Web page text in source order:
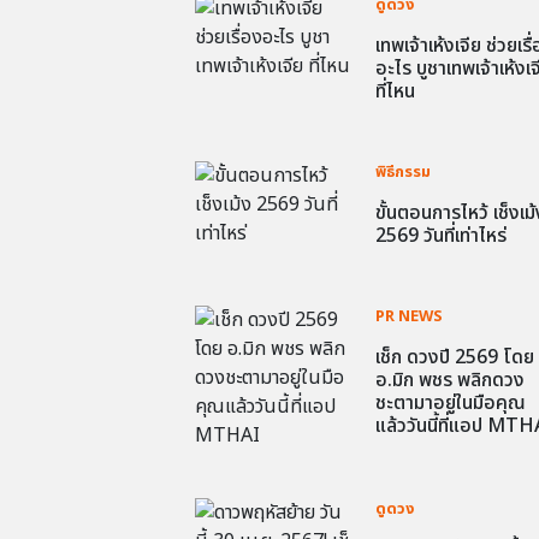
เทพเจ้าเห้งเจีย ช่วยเ
อะไร บูชาเทพเจ้าเห้งเ
ที่ไหน
พิธีกรรม
ขั้นตอนการไหว้ เช็งเ
2569 วันที่เท่าไหร่
PR NEWS
เช็ก ดวงปี 2569 โดย
อ.มิก พชร พลิกดวง
ชะตามาอยู่ในมือคุณ
แล้ววันนี้ที่แอป
ดูดวง